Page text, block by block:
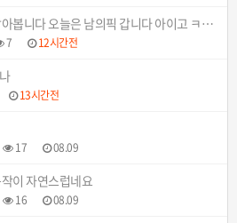
봅니다 오늘은 남의픽 갑니다 아이고 ㅋ…
7 12시간전
13시간전
17 08.09
이 자연스럽네요
16 08.09